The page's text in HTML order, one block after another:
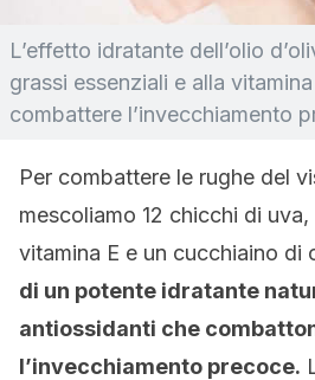
L’effetto idratante dell’olio
grassi essenziali e alla
combattere l’invecchiamento
Per combattere le rughe del
mescoliamo 12 chicchi di
vitamina E e un cucchiaino di
di un potente idratante
antiossidanti che
l’invecchiamento precoce.